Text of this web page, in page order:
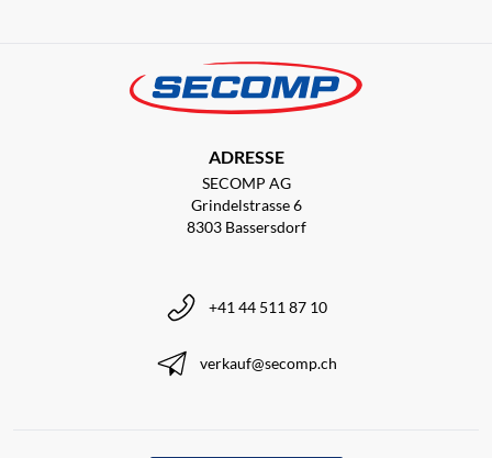
ADRESSE
SECOMP AG
Grindelstrasse 6
8303 Bassersdorf
+41 44 511 87 10
verkauf@secomp.ch